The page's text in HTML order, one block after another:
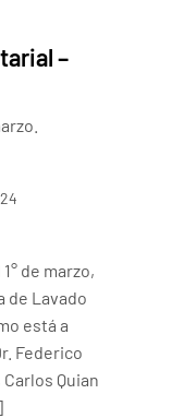
–
de marzo,
de Lavado
está a
Federico
Quian